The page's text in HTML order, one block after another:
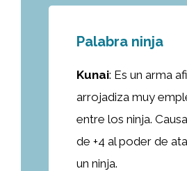
Palabra ninja
Kunai: Es un arma
arrojadiza muy
entre los ninja.
de +4 al poder de
un ninja.